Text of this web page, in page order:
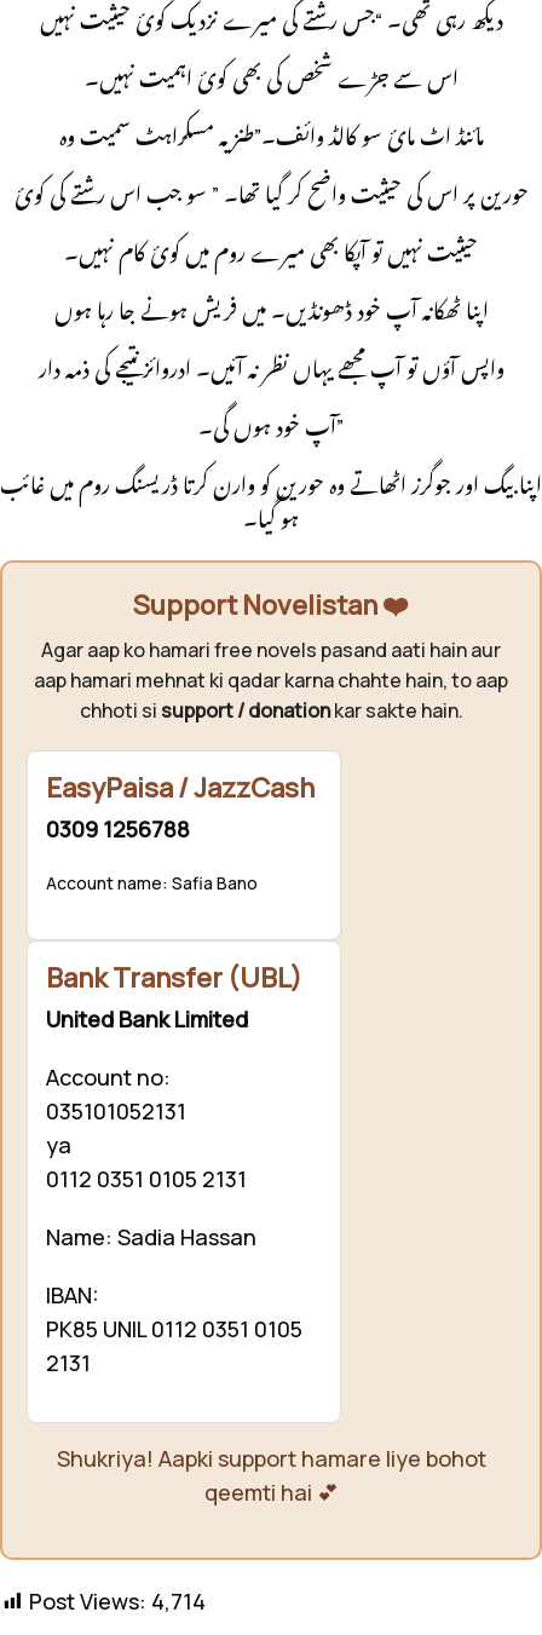
ديکھ رہی تھی۔ “جس رشتے کی ميرے نزديک کوئ حيثيت نہيں
اس سے جڑے شخص کی بھی کوئ اہميت نہيں۔
مائنڈ اٹ مائ سو کالڈ وائف۔”طنزيہ مسکراہٹ سميت وہ
حورين پر اس کی حيثيت واضح کر گيا تھا۔ ” سو جب اس رشتے کی کوئ
حيثيت نہيں تو آپکا بھی ميرے روم ميں کوئ کام نہيں۔
اپنا ٹھکانہ آپ خود ڈھونڈيں۔ ميں فريش ہونے جا رہا ہوں
واپس آؤں تو آپ مجھے يہاں نظر نہ آئيں۔ ادروائز نتيجے کی ذمہ دار
آپ خود ہوں گی۔”
اپنا بيگ اور جوگرز اٹھاتے وہ حورين کو وارن کرتا ڈريسنگ روم ميں غائب
ہو گيا۔
Support Novelistan ❤️
Agar aap ko hamari free novels pasand aati hain aur
aap hamari mehnat ki qadar karna chahte hain, to aap
chhoti si support / donationkar sakte hain.
EasyPaisa / JazzCash
0309 1256788
Account name: Safia Bano
Bank Transfer (UBL)
United Bank Limited
Account no:
035101052131
ya
0112 0351 0105 2131
Name: Sadia Hassan
IBAN:
PK85 UNIL 0112 0351 0105
2131
Shukriya! Aapki support hamare liye bohot
qeemti hai 💕
Post Views: 4,714